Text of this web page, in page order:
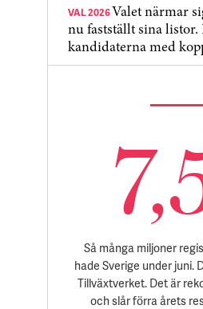
VAL 2026Valet närmar
nu fastställt sina listor.
kandidaterna med
Så många miljoner
hade Sverige under juni.
Tillväxtverket. Det är
och slår förra årets